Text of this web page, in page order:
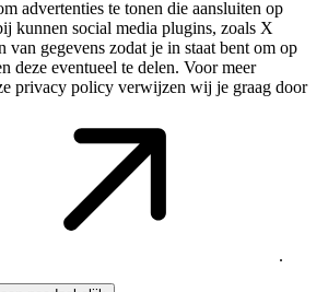
advertenties te tonen die aansluiten op
kunnen social media plugins, zoals X
van gegevens zodat je in staat bent om op
deze eventueel te delen. Voor meer
privacy policy verwijzen wij je graag door
.